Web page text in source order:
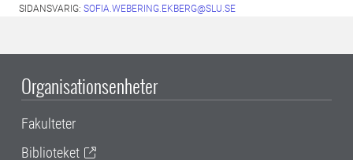
SIDANSVARIG: SOFIA.WEBERING.EKBERG@SLU.SE
Organisationsenheter
Fakulteter
Biblioteket